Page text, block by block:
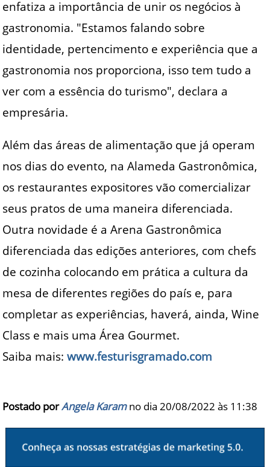
enfatiza a importância de unir os negócios à
gastronomia. "Estamos falando sobre
identidade, pertencimento e experiência que a
gastronomia nos proporciona, isso tem tudo a
ver com a essência do turismo", declara a
empresária.
Além das áreas de alimentação que já operam
nos dias do evento, na Alameda Gastronômica,
os restaurantes expositores vão comercializar
seus pratos de uma maneira diferenciada.
Outra novidade é a Arena Gastronômica
diferenciada das edições anteriores, com chefs
de cozinha colocando em prática a cultura da
mesa de diferentes regiões do país e, para
completar as experiências, haverá, ainda, Wine
Class e mais uma Área Gourmet.
Saiba mais:www.festurisgramado.com
Postado porAngela Karamno dia 20/08/2022 às 11:38